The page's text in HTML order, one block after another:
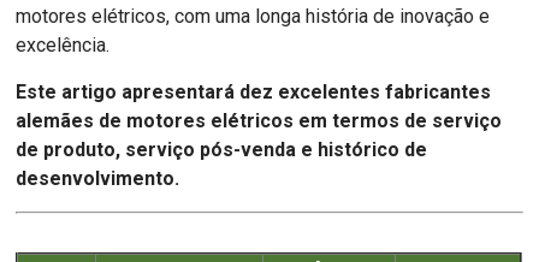
motores elétricos, com uma longa história de inovação e
excelência.
Este artigo apresentará dez excelentes fabricantes
alemães de motores elétricos em termos de serviço
de produto, serviço pós-venda e histórico de
desenvolvimento.